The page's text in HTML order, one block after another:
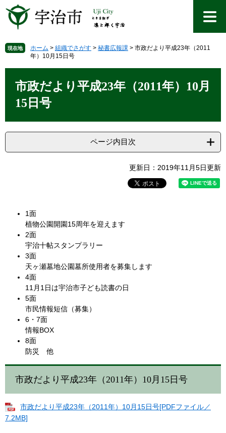
先
で
を
ば
へ
現在地 ホーム > 組織でさがす > 秘書広報課 > 市政だより平成23年（2011
年）10月15日号
市政だより平成23年（2011年）10月
15日号
ページ内目次
更新日：2019年11月5日更新
1面
植物公園開園15周年を迎えます
2面
宇治十帖スタンプラリー
3面
天ヶ瀬墓地公園墓所使用者を募集します
4面
11月1日は宇治市子ども読書の日
5面
市民情報短信（募集）
6・7面
情報BOX
8面
防災 他
市政だより平成23年（2011年）10月15日号
市政だより平成23年（2011年）10月15日号[PDFファイル／
7.2MB]